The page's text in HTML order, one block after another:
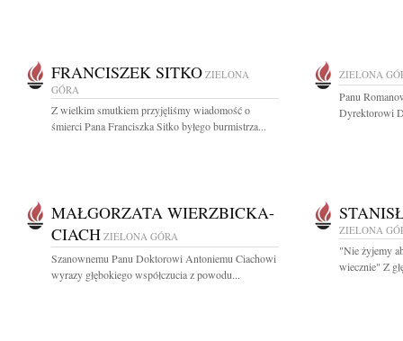
FRANCISZEK SITKO ZIELONA
GÓRA
Z wielkim smutkiem przyjęliśmy wiadomość o
śmierci Pana Franciszka Sitko byłego burmistrza...
ZIELONA
Panu
Dyrektorowi
MAŁGORZATA WIERZBICKA-
CIACH ZIELONA GÓRA
Szanownemu Panu Doktorowi Antoniemu Ciachowi
wyrazy głębokiego współczucia z powodu...
ZIELONA
"Nie żyjemy
wiecznie" Z